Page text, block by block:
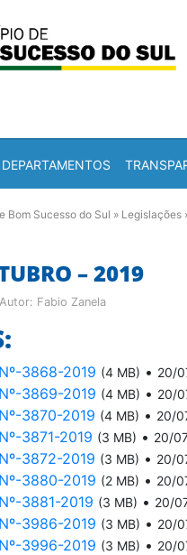
Aberta
DEPARTAMENTOS
Bom Sucesso do Sul » Legislações
– 2019
Fabio Zanela
3868-2019 (4 MB) • 20/
3869-2019 (4 MB) • 20/
3870-2019 (4 MB) • 20/
3871-2019 (3 MB) • 20/
3872-2019 (3 MB) • 20/
3880-2019 (2 MB) • 20/
3881-2019 (3 MB) • 20/
3986-2019 (3 MB) • 20/
3996-2019 (3 MB) • 20/